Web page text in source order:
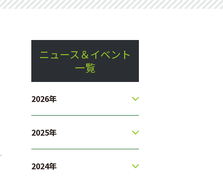
ニュース＆イベント
一覧
2026年
2025年
2024年